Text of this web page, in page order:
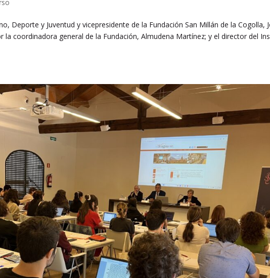
Deporte y Juventud y vicepresidente de la Fundación San Millán de la Cogolla,
la coordinadora general de la Fundación, Almudena Martínez; y el director del